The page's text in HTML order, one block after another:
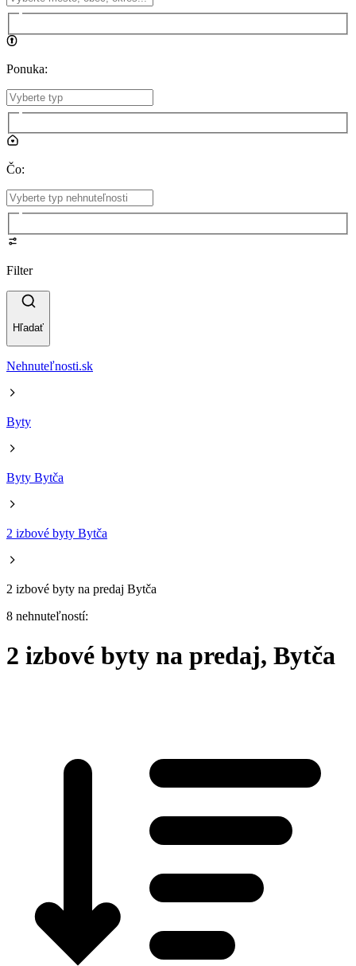
Ponuka:
Čo:
Filter
Hľadať
Nehnuteľnosti.sk
Byty
Byty Bytča
2 izbové byty Bytča
2 izbové byty na predaj Bytča
8 nehnuteľností:
2 izbové byty na predaj, Bytča